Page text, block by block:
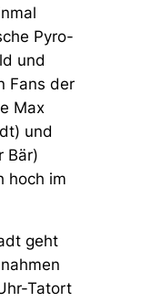
Pyro-
und
Fans der
Max
und
Bär)
hoch im
geht
Tatort